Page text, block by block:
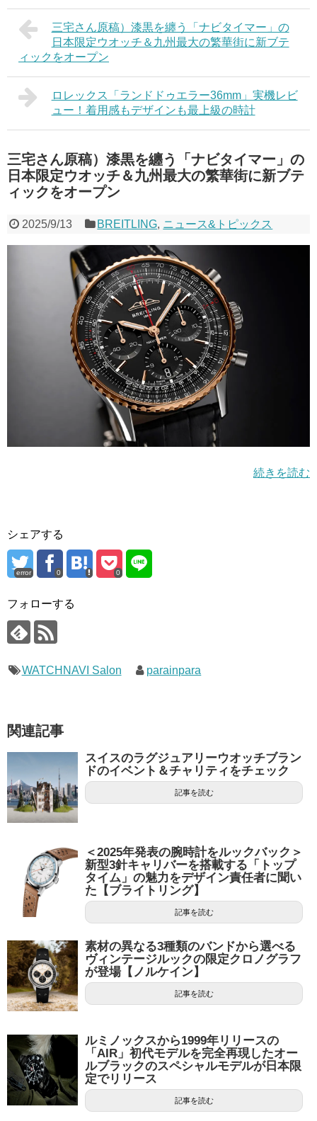
三宅さん原稿）漆黒を纏う「ナビタイマー」の
日本限定ウオッチ＆九州最大の繁華街に新ブテ
ィックをオープン
ロレックス「ランドドゥエラー36mm」実機レビ
ュー！着用感もデザインも最上級の時計
三宅さん原稿）漆黒を纏う「ナビタイマー」の
日本限定ウオッチ＆九州最大の繁華街に新ブテ
ィックをオープン
2025/9/13 BREITLING, ニュース&トピックス
続きを読む
シェアする
error 0 0
フォローする
WATCHNAVI Salon parainpara
関連記事
スイスのラグジュアリーウオッチブラン
ドのイベント＆チャリティをチェック
記事を読む
＜2025年発表の腕時計をルックバック＞
新型3針キャリバーを搭載する「トップ
タイム」の魅力をデザイン責任者に聞い
た【ブライトリング】
記事を読む
素材の異なる3種類のバンドから選べる
ヴィンテージルックの限定クロノグラフ
が登場【ノルケイン】
記事を読む
ルミノックスから1999年リリースの
「AIR」初代モデルを完全再現したオー
ルブラックのスペシャルモデルが日本限
定でリリース
記事を読む